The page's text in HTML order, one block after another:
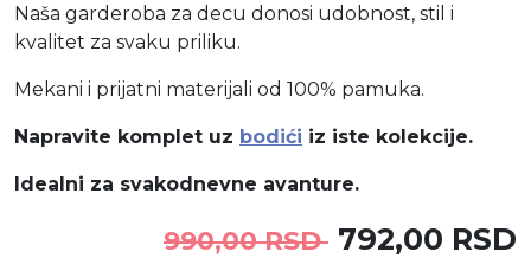
Naša garderoba za decu donosi udobnost, stil i
kvalitet za svaku priliku.
Mekani i prijatni materijali od 100% pamuka.
Napravite komplet uz bodići iz iste kolekcije.
Idealni za svakodnevne avanture.
990,00 RSD 792,00 RSD